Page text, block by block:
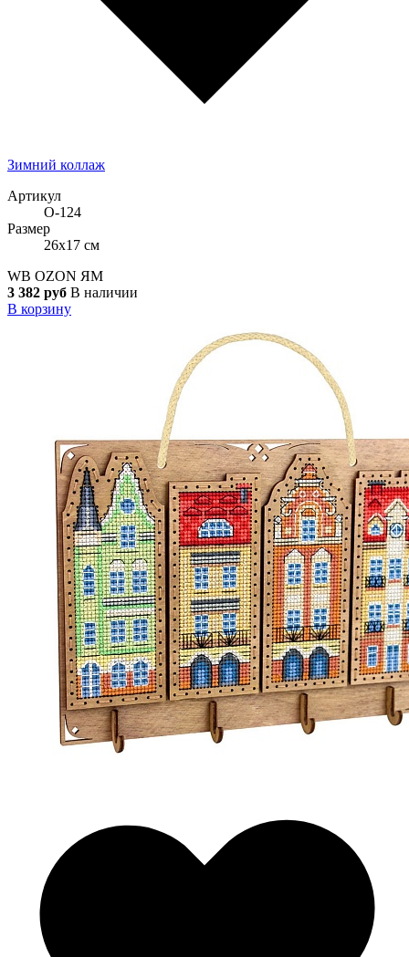
Зимний коллаж
Артикул
О-124
Размер
26x17 см
WB OZON ЯМ
3 382 руб В наличии
В корзину